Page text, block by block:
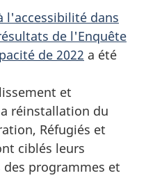
l'accessibilité dans
de l'Enquête
de 2022 a été
et
réinstallation du
Réfugiés et
ciblés leurs
programmes et